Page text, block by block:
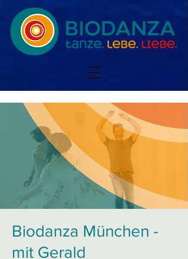
Biodanza München -
mit Gerald